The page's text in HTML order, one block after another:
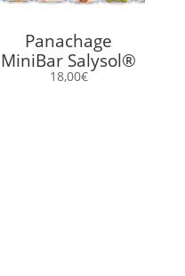
Panachage
MiniBar Salysol®
18,00€